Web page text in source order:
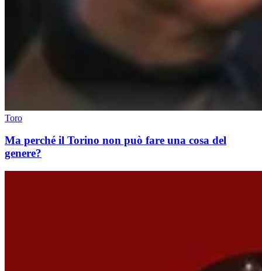
Toro
Ma perché il Torino non può fare una cosa del
genere?